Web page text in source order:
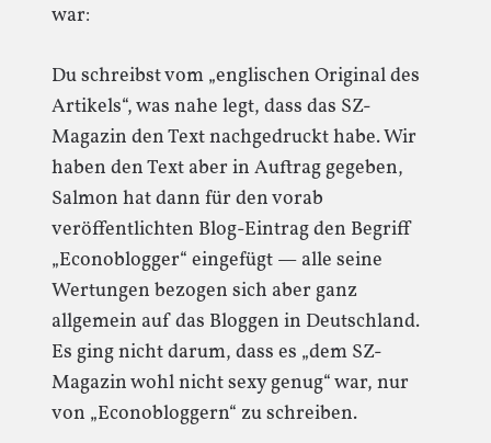
war:
Du schreibst vom „englischen Original des
Artikels“, was nahe legt, dass das SZ-
Magazin den Text nachgedruckt habe. Wir
haben den Text aber in Auftrag gegeben,
Salmon hat dann für den vorab
veröffentlichten Blog-Eintrag den Begriff
„Econoblogger“ eingefügt — alle seine
Wertungen bezogen sich aber ganz
allgemein auf das Bloggen in Deutschland.
Es ging nicht darum, dass es „dem SZ-
Magazin wohl nicht sexy genug“ war, nur
von „Econobloggern“ zu schreiben.